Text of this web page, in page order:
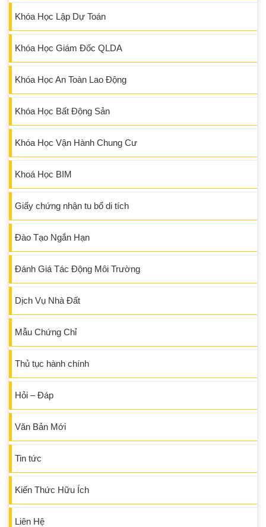
Khóa Học Lập Dự Toán
Khóa Học Giám Đốc QLDA
Khóa Học An Toàn Lao Động
Khóa Học Bất Động Sản
Khóa Học Vận Hành Chung Cư
Khoá Học BIM
Giấy chứng nhận tu bổ di tích
Đào Tạo Ngắn Hạn
Đánh Giá Tác Động Môi Trường
Dịch Vụ Nhà Đất
Mẫu Chứng Chỉ
Thủ tục hành chính
Hỏi – Đáp
Văn Bản Mới
Tin tức
Kiến Thức Hữu Ích
Liên Hệ